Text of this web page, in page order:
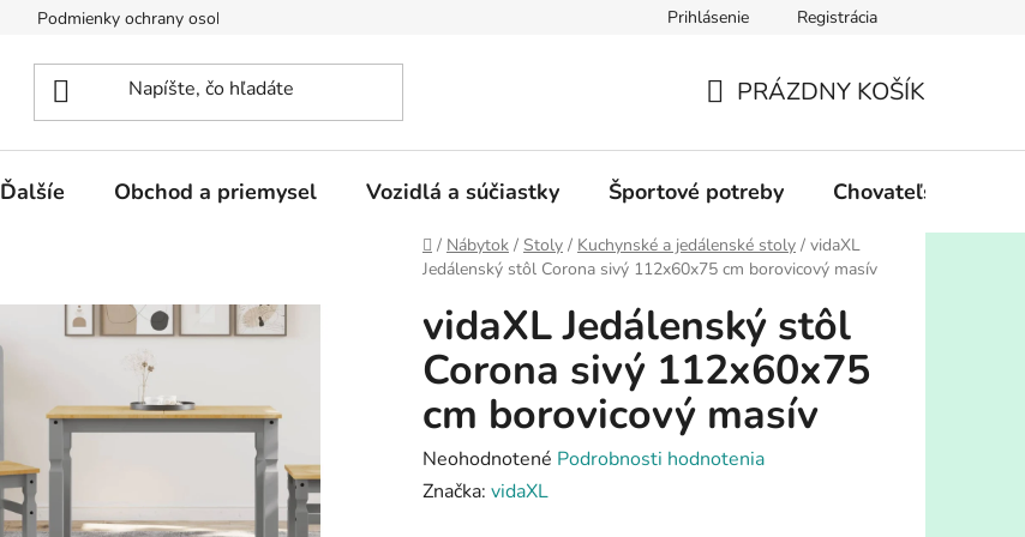
Podmienky ochrany osobných údajov Prihlásenie Registrácia
KOŠÍK
PRÁZDNY KOŠÍK
Ďalšíe Obchod a priemysel Vozidlá a súčiastky Športové potreby Chovateľské
Domov
/ Nábytok / Stoly / Kuchynské a jedálenské stoly / vidaXL
Jedálenský stôl Corona sivý 112x60x75 cm borovicový masív
vidaXL Jedálenský stôl
Corona sivý 112x60x75
cm borovicový masív
Priemerné
hodnotenie
Neohodnotené Podrobnosti hodnotenia
Značka: vidaXL